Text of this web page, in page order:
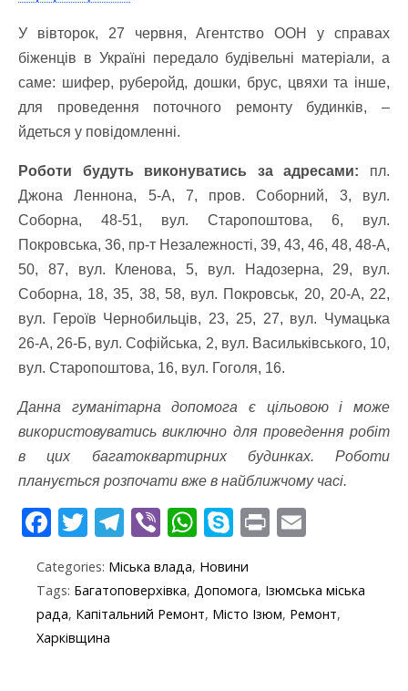
У вівторок, 27 червня, Агентство ООН у справах
біженців в Україні передало будівельні матеріали, а
саме: шифер, руберойд, дошки, брус, цвяхи та інше,
для проведення поточного ремонту будинків, –
йдеться у повідомленні.
Роботи будуть виконуватись за адресами: пл.
Джона Леннона, 5-А, 7, пров. Соборний, 3, вул.
Соборна, 48-51, вул. Старопоштова, 6, вул.
Покровська, 36, пр-т Незалежності, 39, 43, 46, 48, 48-А,
50, 87, вул. Кленова, 5, вул. Надозерна, 29, вул.
Соборна, 18, 35, 38, 58, вул. Покровськ, 20, 20-А, 22,
вул. Героїв Чернобильців, 23, 25, 27, вул. Чумацька
26-А, 26-Б, вул. Софійська, 2, вул. Васильківського, 10,
вул. Старопоштова, 16, вул. Гоголя, 16.
Данна гуманітарна допомога є цільовою і може
використовуватись виключно для проведення робіт
в цих багатоквартирних будинках. Роботи
планується розпочати вже в найближчому часі.
F
e
b
o
T
itt
er
T
e
gr
Vi
er
W
at
s
S
y
p
Pr
t ai
l
Categories: Міська влада, Новини
Tags: Багатоповерхівка, Допомога, Ізюмська міська
рада, Капітальний Ремонт, Місто Ізюм, Ремонт,
Харківщина